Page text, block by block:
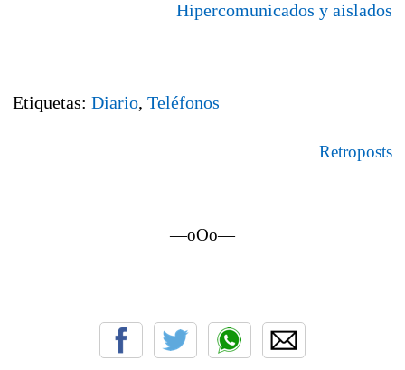
Hipercomunicados y aislados
Etiquetas: Diario, Teléfonos
Retroposts
—oOo—